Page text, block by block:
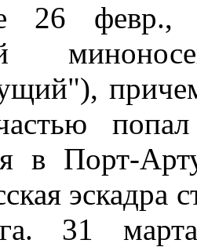
26
в Порт-
эскадра
31